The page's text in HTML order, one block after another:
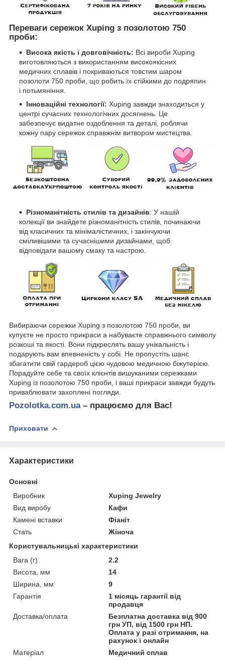
Переваги сережок Xuping з позолотою 750
проби:
Висока якість і довговічність: Всі вироби Xuping
виготовляються з використанням високоякісних
медичних сплавів і покриваються товстим шаром
позолоти 750 проби, що робить їх стійкими до подряпин
і потьмяніння.
Інноваційні технології: Xuping завжди знаходиться у
центрі сучасних технологічних досягнень. Це
забезпечує видатне оздоблення та деталі, роблячи
кожну пару сережок справжнім витвором мистецтва.
Різноманітність стилів та дизайнів: У нашій
колекції ви знайдете різноманітність стилів, починаючи
від класичних та мінімалістичних, і закінчуючи
сміливішими та сучаснішими дизайнами, щоб
відповідати вашому смаку та настрою.
Вибираючи сережки Xuping з позолотою 750 проби, ви
купуєте не просто прикраси а набуваєте справжнього символу
розкоші та якості. Вони підкреслять вашу унікальність і
подарують вам впевненість у собі. Не пропустіть шанс
збагатити свій гардероб цією чудовою медичною біжутерією.
Порадуйте себе та своїх клієнтів вишуканими сережками
Xuping із позолотою 750 проби, і ваші прикраси завжди будуть
приваблювати захоплені погляди.
Pozolotka.com.ua– працюємо для Вас!
Приховати
Характеристики
Основні
Виробник
Xuping Jewelry
Вид виробу
Кафи
Камені вставки
Фіаніт
Стать
Жіноча
Користувальницькі характеристики
Вага (г)
2.2
Висота, мм
14
Ширина, мм
9
Гарантія
1 місяць гарантії від
продавця
Доставка/оплата
Безплатна доставка від 900
грн УП, від 1500 грн НП.
Оплата у разі отримання, на
рахунок і онлайн
Матеріал
Медичний сплав